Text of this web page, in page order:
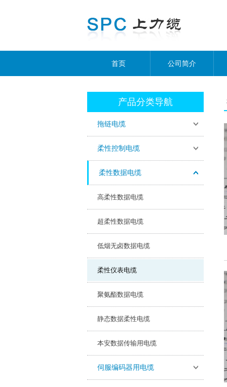
首页 公司简介
产品分类导航
拖链电缆
柔性控制电缆
柔性数据电缆
高柔性数据电缆
超柔性数据电缆
低烟无卤数据电缆
柔性仪表电缆
聚氨酯数据电缆
静态数据柔性电缆
本安数据传输用电缆
伺服编码器用电缆